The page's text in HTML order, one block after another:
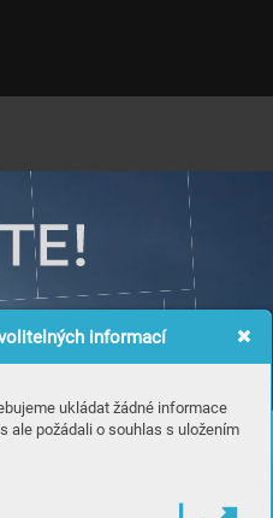
informací
ukládat žádné informace
ale požádali o souhlas s uložením